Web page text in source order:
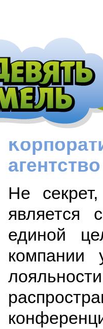
Не
является
единой
компании